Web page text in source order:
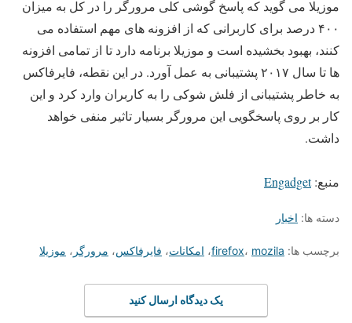
موزیلا می گوید که پاسخ گوشی کلی مرورگر را در کل به میزان
۴۰۰ درصد برای کاربرانی که از افزونه های مهم استفاده می
کنند، بهبود بخشیده است و موزیلا برنامه دارد تا از تمامی افزونه
ها تا سال ۲۰۱۷ پشتیبانی به عمل آورد. در این نقطه، فایرفاکس
به خاطر پشتیبانی از فلش شوکی را به کاربران وارد کرد و این
کار بر روی پاسخگویی این مرورگر بسیار تاثیر منفی خواهد
داشت.
منبع:Engadget
دسته ها: اخبار
برچسب ها: firefox، mozila ، امکانات، فایرفاکس، مرورگر ، موزیلا
یک دیدگاه ارسال کنید